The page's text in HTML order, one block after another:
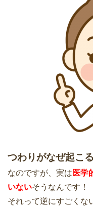
つわりがなぜ起こ
なのですが、実は 医学
いないそうなんです！
それって逆にすごくな